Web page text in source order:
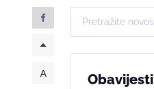
Obavijesti